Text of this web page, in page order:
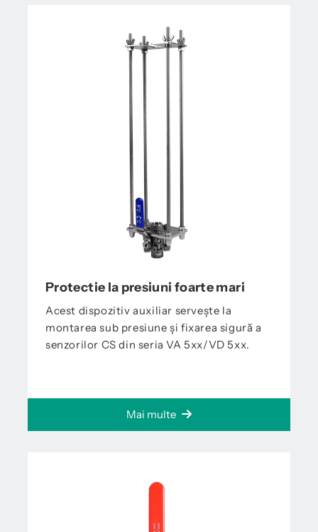
Protectie la presiuni foarte mari
Acest dispozitiv auxiliar servește la
montarea sub presiune și fixarea sigură a
senzorilor CS din seria VA 5xx/VD 5xx.
Mai multe